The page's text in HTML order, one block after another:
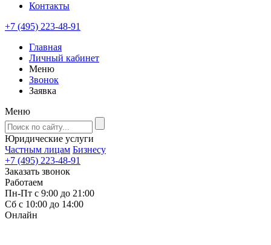
Контакты
+7 (495) 223-48-91
Главная
Личный кабинет
Меню
Звонок
Заявка
Меню
Юридические услуги
Частным лицам Бизнесу
+7 (495) 223-48-91
Заказать звонок
Работаем
Пн-Пт с 9:00 до 21:00
Сб с 10:00 до 14:00
Онлайн